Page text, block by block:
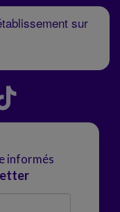
sur
informés